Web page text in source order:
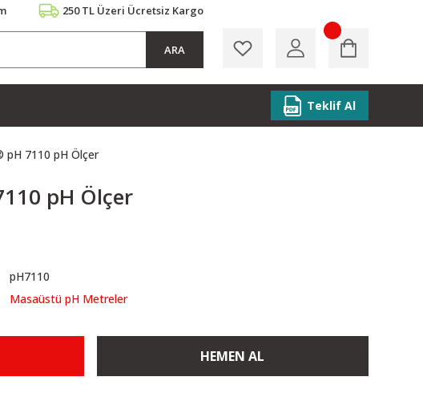
250 TL Üzeri Ücretsiz Kargo
ARA
Teklif Al
pH 7110 pH Ölçer
pH Ölçer
pH7110
Masaüstü pH Metreler
HEMEN AL